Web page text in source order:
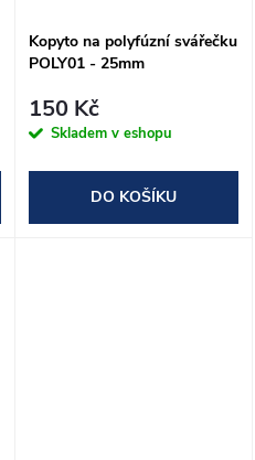
Kopyto na polyfúzní svářečku
POLY01 - 25mm
150 Kč
Skladem v eshopu
DO KOŠÍKU